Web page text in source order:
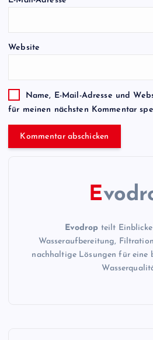
Website
Name, E-Mail-Adresse und
für meinen nächsten Kommentar
E
Evodrop teilt
Wasseraufbereitung,
nachhaltige Lösungen für eine